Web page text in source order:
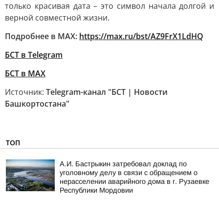
только красивая дата – это символ начала долгой и
верной совместной жизни.
Подробнее в MAX: https://max.ru/bst/AZ9FrX1LdHQ
БСТ в Telegram
БСТ в МАХ
Источник: Telegram-канал "БСТ | Новости
Башкортостана"
ТОП
А.И. Бастрыкин затребовал доклад по
уголовному делу в связи с обращением о
нерасселении аварийного дома в г. Рузаевке
Республики Мордовии